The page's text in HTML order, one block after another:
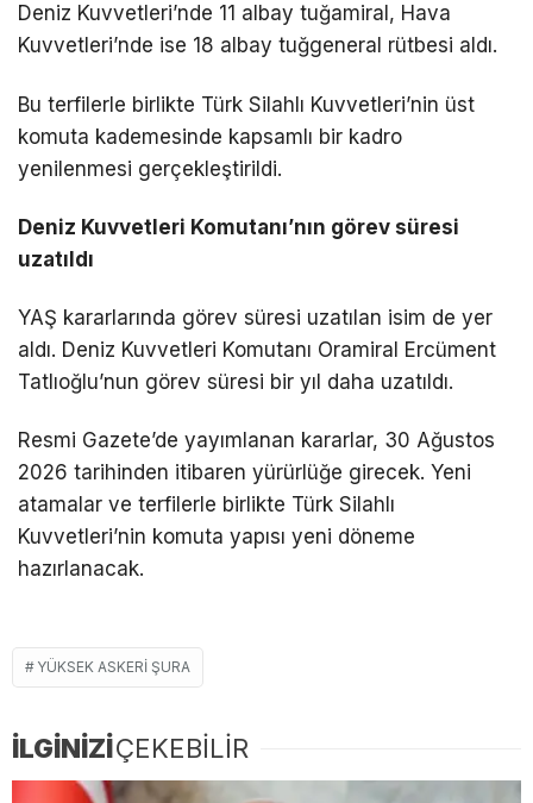
Deniz Kuvvetleri’nde 11 albay tuğamiral, Hava
Kuvvetleri’nde ise 18 albay tuğgeneral rütbesi aldı.
Bu terfilerle birlikte Türk Silahlı Kuvvetleri’nin üst
komuta kademesinde kapsamlı bir kadro
yenilenmesi gerçekleştirildi.
Deniz Kuvvetleri Komutanı’nın görev süresi
uzatıldı
YAŞ kararlarında görev süresi uzatılan isim de yer
aldı. Deniz Kuvvetleri Komutanı Oramiral Ercüment
Tatlıoğlu’nun görev süresi bir yıl daha uzatıldı.
Resmi Gazete’de yayımlanan kararlar, 30 Ağustos
2026 tarihinden itibaren yürürlüğe girecek. Yeni
atamalar ve terfilerle birlikte Türk Silahlı
Kuvvetleri’nin komuta yapısı yeni döneme
hazırlanacak.
YÜKSEK ASKERI ŞURA
İLGİNİZİÇEKEBİLİR